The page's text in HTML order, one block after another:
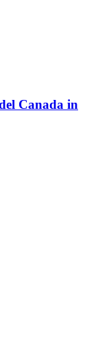
Canada in